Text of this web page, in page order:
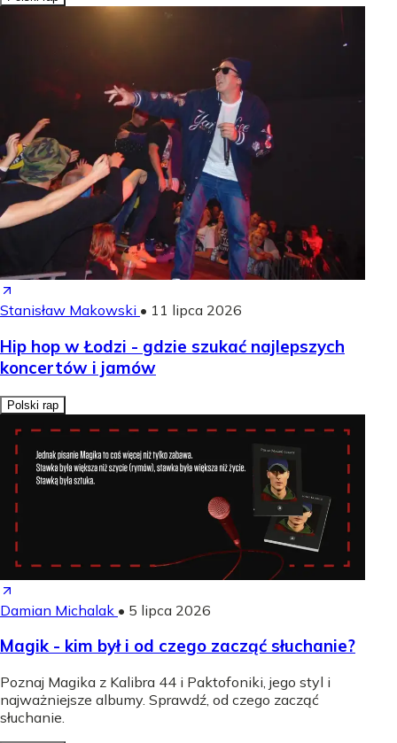
Stanisław Makowski • 11 lipca 2026
Hip hop w Łodzi - gdzie szukać najlepszych
koncertów i jamów
Polski rap
Damian Michalak • 5 lipca 2026
Magik - kim był i od czego zacząć słuchanie?
Poznaj Magika z Kalibra 44 i Paktofoniki, jego styl i
najważniejsze albumy. Sprawdź, od czego zacząć
słuchanie.